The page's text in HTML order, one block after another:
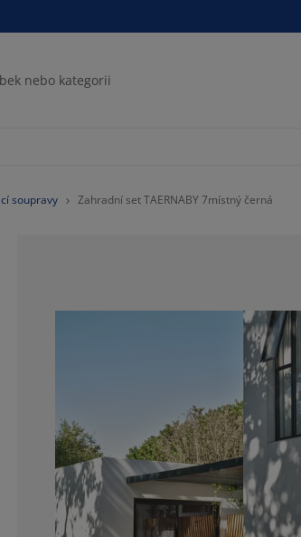
soupravy Zahradní set TAERNABY 7místný černá